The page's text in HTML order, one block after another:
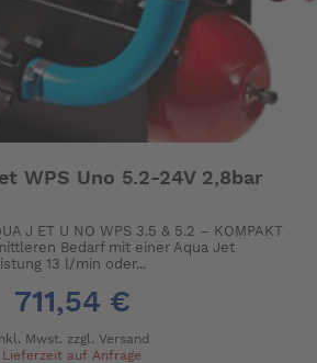
WPS Uno 5.2-24V 2,8bar
J ET U NO WPS 3.5 & 5.2 – KOMPAKT
Bedarf mit einer Aqua Jet
13 l/min oder...
711,54 €
Mwst. zzgl. Versand
Lieferzeit auf Anfrage